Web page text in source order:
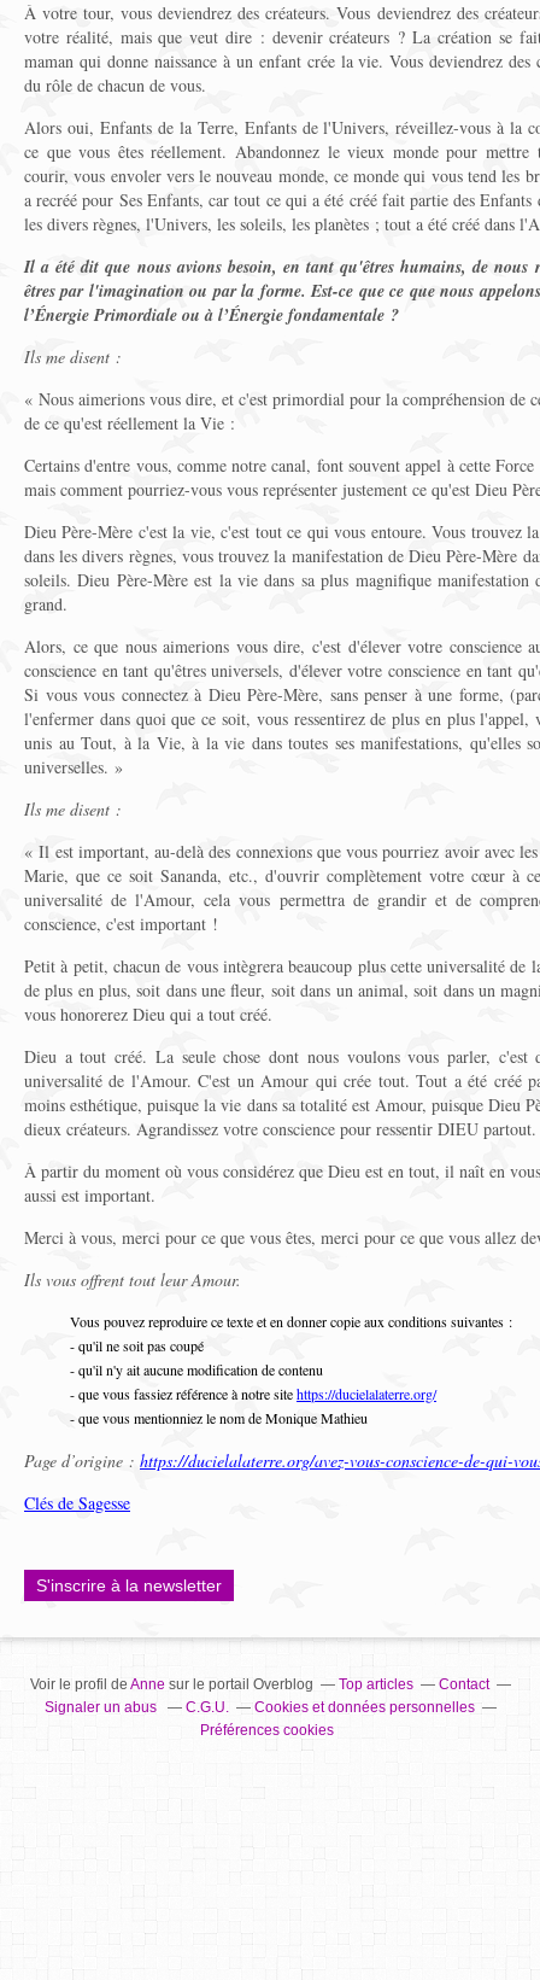
À votre tour, vous deviendrez des créateurs. Vous deviendrez des
votre réalité, mais que veut dire : devenir créateurs ? La création se
maman qui donne naissance à un enfant crée la vie. Vous deviendrez
du rôle de chacun de vous.
Alors oui, Enfants de la Terre, Enfants de l'Univers, réveillez-vous à la
ce que vous êtes réellement. Abandonnez le vieux monde pour
courir, vous envoler vers le nouveau monde, ce monde qui vous tend les
a recréé pour Ses Enfants, car tout ce qui a été créé fait partie des
les divers règnes, l'Univers, les soleils, les planètes ; tout a été créé dans
Il a été dit que nous avions besoin, en tant qu'êtres humains, de nous
êtres par l'imagination ou par la forme. Est-ce que ce que nous
l’Énergie Primordiale ou à l’Énergie fondamentale ?
Ils me disent :
« Nous aimerions vous dire, et c'est primordial pour la compréhension de
de ce qu'est réellement la Vie :
Certains d'entre vous, comme notre canal, font souvent appel à cette
mais comment pourriez-vous vous représenter justement ce qu'est Dieu
Dieu Père-Mère c'est la vie, c'est tout ce qui vous entoure. Vous trouvez
dans les divers règnes, vous trouvez la manifestation de Dieu Père-Mère
soleils. Dieu Père-Mère est la vie dans sa plus magnifique
grand.
Alors, ce que nous aimerions vous dire, c'est d'élever votre conscience
conscience en tant qu'êtres universels, d'élever votre conscience en tant
Si vous vous connectez à Dieu Père-Mère, sans penser à une forme,
l'enfermer dans quoi que ce soit, vous ressentirez de plus en plus l'appel,
unis au Tout, à la Vie, à la vie dans toutes ses manifestations, qu'elles
universelles. »
Ils me disent :
« Il est important, au-delà des connexions que vous pourriez avoir avec
Marie, que ce soit Sananda, etc., d'ouvrir complètement votre cœur à
universalité de l'Amour, cela vous permettra de grandir et de
conscience, c'est important !
Petit à petit, chacun de vous intègrera beaucoup plus cette universalité
de plus en plus, soit dans une fleur, soit dans un animal, soit dans un
vous honorerez Dieu qui a tout créé.
Dieu a tout créé. La seule chose dont nous voulons vous parler, c'est
universalité de l'Amour. C'est un Amour qui crée tout. Tout a été créé
moins esthétique, puisque la vie dans sa totalité est Amour, puisque Dieu
dieux créateurs. Agrandissez votre conscience pour ressentir DIEU partout.
À partir du moment où vous considérez que Dieu est en tout, il naît en
aussi est important.
Merci à vous, merci pour ce que vous êtes, merci pour ce que vous allez
Ils vous offrent tout leur Amour.
Vous pouvez reproduire ce texte et en donner copie aux conditions suivantes :
- qu'il ne soit pas coupé
- qu'il n'y ait aucune modification de contenu
- que vous fassiez référence à notre sitehttps://ducielalaterre.org/
- que vous mentionniez le nom de Monique Mathieu
Page d’origine : https://ducielalaterre.org/avez-vous-conscience-de-qui-
Clés de Sagesse
S'inscrire à la newsletter
Voir le profil de Annesur le portail Overblog Top articles
Contact
Signaler un abus
C.G.U.
Cookies et données personnelles
Préférences cookies